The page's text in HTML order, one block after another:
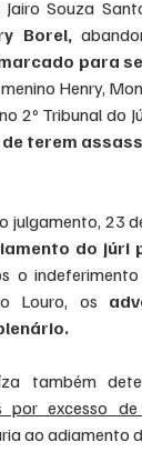
Souza
Borel,
para
Henry,
2º Tribunal do
terem
julgamento, 23
do
o
Louro, os
também
por excesso
ao adiamento